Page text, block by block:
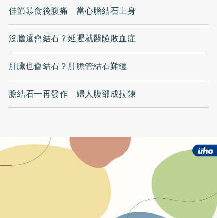
佳節暴食後腹痛 當心膽結石上身
沒膽還會結石？延遲就醫險敗血症
肝臟也會結石？肝膽管結石難纏
膽結石一再發作 婦人腹部成拉鍊